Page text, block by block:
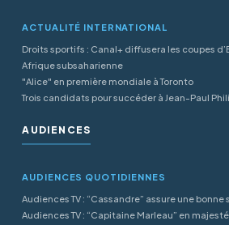
ACTUALITÉ INTERNATIONAL
Droits sportifs : Canal+ diffusera les coupes
Afrique subsaharienne
"Alice" en première mondiale à Toronto
Trois candidats pour succéder à Jean-Paul
AUDIENCES
AUDIENCES QUOTIDIENNES
Audiences TV : “Cassandre” assure une bonne
Audiences TV : “Capitaine Marleau” en